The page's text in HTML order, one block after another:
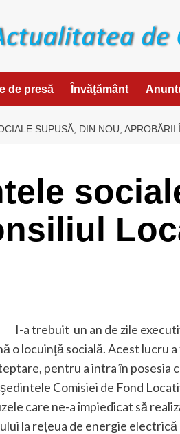
de presă Învăţământ
SUPUSĂ, DIN NOU,
I-a trebuit un an de zile
o locuinţă socială. Acest lucru
pentru a intra în posesia
Comisiei de Fond
care ne-a împiedicat să
la reţeua de energie